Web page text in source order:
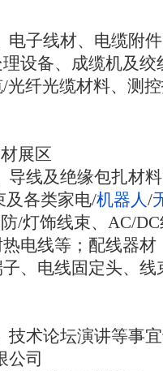
电子线材、电缆附
设备、成缆机及绞
光纤光缆材料、测
展区
导线及绝缘包扎材
及各类家电/机器人/
/灯饰线束、AC/
电线等；配线器
、电线固定头、线
技术论坛演讲等事
公司